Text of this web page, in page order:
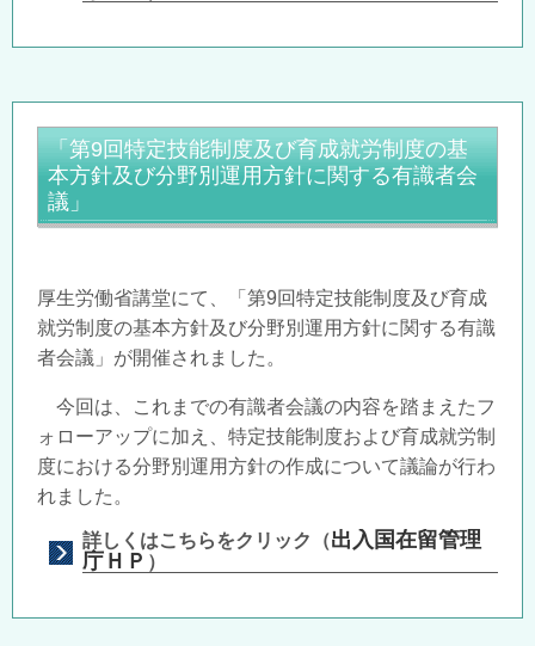
「第9回特定技能制度及び育成就労制度の基
本方針及び分野別運用方針に関する有識者会
議」
厚生労働省講堂にて、「第9回特定技能制度及び育成
就労制度の基本方針及び分野別運用方針に関する有識
者会議」が開催されました。
今回は、これまでの有識者会議の内容を踏まえたフ
ォローアップに加え、特定技能制度および育成就労制
度における分野別運用方針の作成について議論が行わ
れました。
詳しくはこちらをクリック（出入国在留管理
庁ＨＰ ）